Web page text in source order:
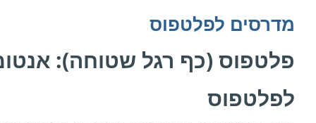
מדרסים לפלטפוס
פלטפוס (כף רגל שטוחה):
לפלטפוס